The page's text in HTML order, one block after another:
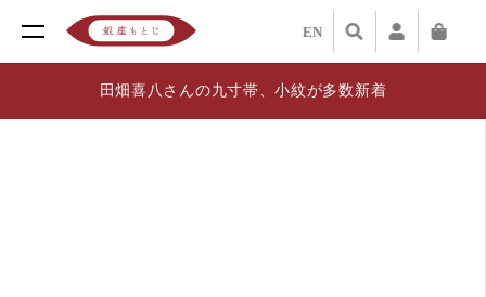
EN
田畑喜八さんの九寸帯、小紋が多数新着